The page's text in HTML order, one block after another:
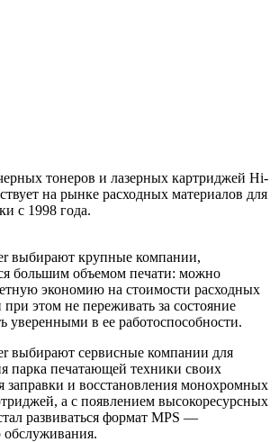
тонеров и лазерных картриджей Hi-
на рынке расходных материалов для
с 1998 года.
выбирают крупные компании,
большим объемом печати: можно
экономию на стоимости расходных
при этом не переживать за состояние
уверенными в ее работоспособности.
выбирают сервисные компании для
парка печатающей техники своих
заправки и восстановления монохромных
а с появлением высокоресурсных
развиваться формат MPS —